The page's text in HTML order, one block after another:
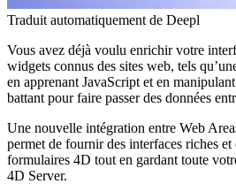
Traduit automatiquement de Deepl
Vous avez déjà voulu enrichir votre
widgets connus des sites web, tels
en apprenant JavaScript et en
battant pour faire passer des données
Une nouvelle intégration entre Web
permet de fournir des interfaces riches
formulaires 4D tout en gardant toute
4D Server.